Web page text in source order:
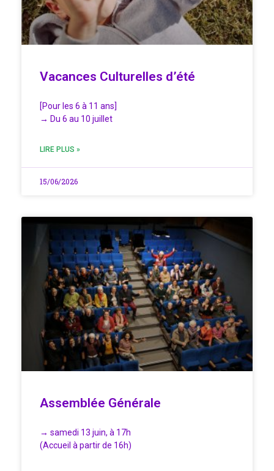
Vacances Culturelles d’été
[Pour les 6 à 11 ans]
→ Du 6 au 10 juillet
LIRE PLUS »
15/06/2026
Assemblée Générale
→ samedi 13 juin, à 17h
(Accueil à partir de 16h)